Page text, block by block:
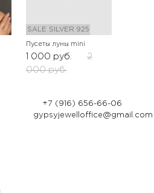
SALE SILVER 925
Пусеты луны mini
1 000 руб.
2
000 руб.
+7 (916) 656-66-06
gypsyjewelloffice@gmail.com